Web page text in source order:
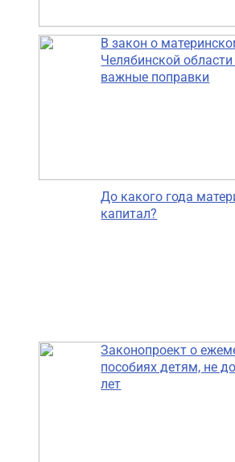
В закон о
Челябинской области
важные поправки
До какого года
капитал?
Законопроект о
пособиях детям, не
лет